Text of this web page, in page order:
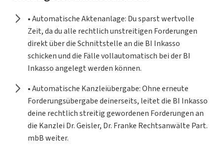
• Automatische Aktenanlage: Du sparst wertvolle
Zeit, da du alle rechtlich unstreitigen Forderungen
direkt über die Schnittstelle an die BI Inkasso
schicken und die Fälle vollautomatisch bei der BI
Inkasso angelegt werden können.
• Automatische Kanzleiübergabe: Ohne erneute
Forderungsübergabe deinerseits, leitet die BI Inkasso
deine rechtlich streitig gewordenen Forderungen an
die Kanzlei Dr. Geisler, Dr. Franke Rechtsanwälte Part.
mbB weiter.